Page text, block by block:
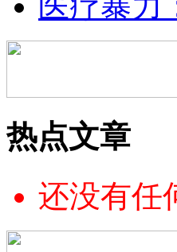
热点文章
还没有任